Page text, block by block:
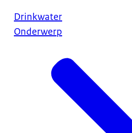
Drinkwater
Onderwerp